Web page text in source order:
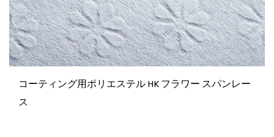
コーティング用ポリエステル HK フラワー スパンレー
ス